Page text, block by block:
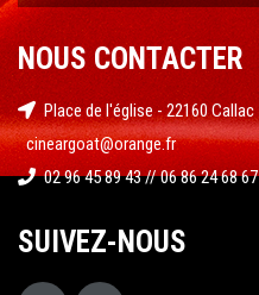
NOUS CONTACTER
Place de l'église - 22160 Callac
cineargoat@orange.fr
02 96 45 89 43 // 06 86 24 68 67
SUIVEZ-NOUS